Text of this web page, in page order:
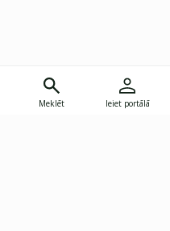
Meklēt Ieiet portālā